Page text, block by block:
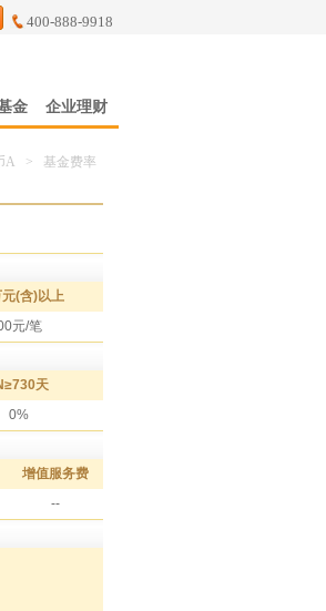
400-888-9918
金 企业理财
A > 基金费率
(含)以上
元/笔
天
0%
增值服务费
--